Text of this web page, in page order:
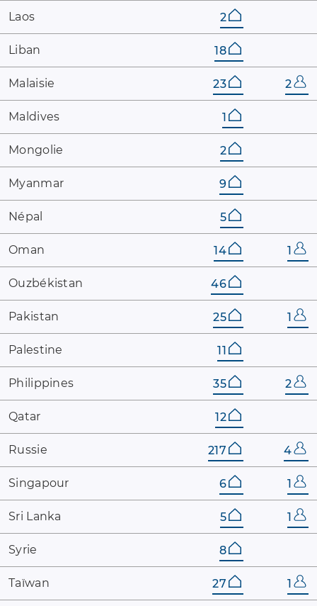
Laos 2
Liban 18
Malaisie 23 2
Maldives 1
Mongolie 2
Myanmar 9
Népal 5
Oman 14 1
Ouzbékistan 46
Pakistan 25 1
Palestine 11
Philippines 35 2
Qatar 12
Russie 217 4
Singapour 6 1
Sri ​Lanka 5 1
Syrie 8
Taïwan 27 1